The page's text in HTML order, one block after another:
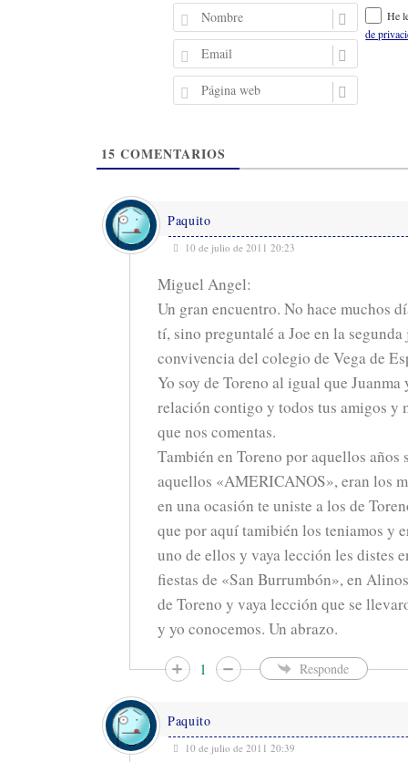
N
o
m
r
m
a
á
a
He
de
15 COMENTARIOS
Paquito
10 de julio de 2011 20:23
Miguel Angel:
Un gran encuentro. No hace muchos
tí, sino preguntalé a Joe en la segunda
convivencia del colegio de Vega de
Yo soy de Toreno al igual que
relación contigo y todos tus amigos y
que nos comentas.
También en Toreno por aquellos años
aquellos «AMERICANOS», eran los
en una ocasión te uniste a los de
que por aquí tamibién los teniamos y
uno de ellos y vaya lección les distes
fiestas de «San Burrumbón», en
de Toreno y vaya lección que se
y yo conocemos. Un abrazo.
1 Responde
Paquito
10 de julio de 2011 20:39